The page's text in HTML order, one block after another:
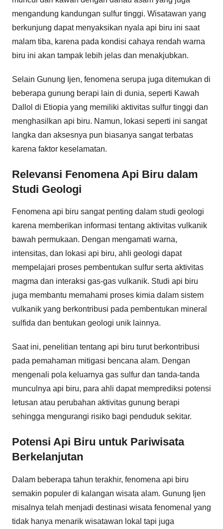
mengandung kandungan sulfur tinggi. Wisatawan yang
berkunjung dapat menyaksikan nyala api biru ini saat
malam tiba, karena pada kondisi cahaya rendah warna
biru ini akan tampak lebih jelas dan menakjubkan.
Selain Gunung Ijen, fenomena serupa juga ditemukan di
beberapa gunung berapi lain di dunia, seperti Kawah
Dallol di Etiopia yang memiliki aktivitas sulfur tinggi dan
menghasilkan api biru. Namun, lokasi seperti ini sangat
langka dan aksesnya pun biasanya sangat terbatas
karena faktor keselamatan.
Relevansi Fenomena Api Biru dalam
Studi Geologi
Fenomena api biru sangat penting dalam studi geologi
karena memberikan informasi tentang aktivitas vulkanik
bawah permukaan. Dengan mengamati warna,
intensitas, dan lokasi api biru, ahli geologi dapat
mempelajari proses pembentukan sulfur serta aktivitas
magma dan interaksi gas-gas vulkanik. Studi api biru
juga membantu memahami proses kimia dalam sistem
vulkanik yang berkontribusi pada pembentukan mineral
sulfida dan bentukan geologi unik lainnya.
Saat ini, penelitian tentang api biru turut berkontribusi
pada pemahaman mitigasi bencana alam. Dengan
mengenali pola keluarnya gas sulfur dan tanda-tanda
munculnya api biru, para ahli dapat memprediksi potensi
letusan atau perubahan aktivitas gunung berapi
sehingga mengurangi risiko bagi penduduk sekitar.
Potensi Api Biru untuk Pariwisata
Berkelanjutan
Dalam beberapa tahun terakhir, fenomena api biru
semakin populer di kalangan wisata alam. Gunung Ijen
misalnya telah menjadi destinasi wisata fenomenal yang
tidak hanya menarik wisatawan lokal tapi juga